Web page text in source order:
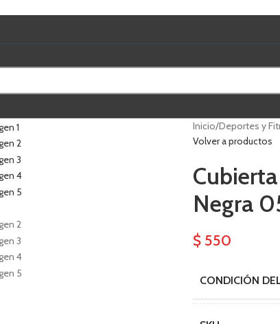
Inicio/Deportes y
Volver a productos
Negra
$550
CONDICIÓN